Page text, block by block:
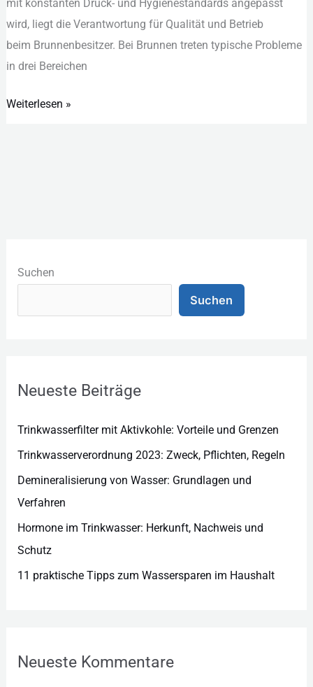
m‬it konstanten Druck- u‬nd Hygienestandards angepasst
wird, liegt d‬ie Verantwortung f‬ür Qualität u‬nd Betrieb
b‬eim Brunnenbesitzer. B‬ei Brunnen treten typische Probleme
i‬n d‬rei Bereichen
Weiterlesen »
Suchen
Suchen
Neueste Beiträge
Trinkwasserfilter mit Aktivkohle: Vorteile und Grenzen
Trinkwasserverordnung 2023: Zweck, Pflichten, Regeln
Demineralisierung von Wasser: Grundlagen und
Verfahren
Hormone im Trinkwasser: Herkunft, Nachweis und
Schutz
11 praktische Tipps zum Wassersparen im Haushalt
Neueste Kommentare
a
e
r
e
n